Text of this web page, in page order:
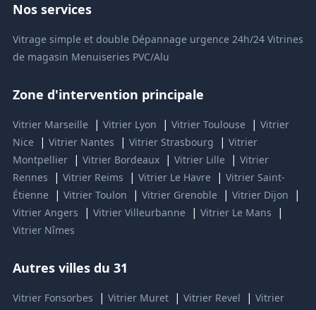
Nos services
Vitrage simple et double Dépannage urgence 24h/24 Vitrines
de magasin Menuiseries PVC/Alu
Zone d'intervention principale
Vitrier Marseille | Vitrier Lyon | Vitrier Toulouse | Vitrier
Nice
| Vitrier Nantes | Vitrier Strasbourg | Vitrier
Montpellier | Vitrier Bordeaux | Vitrier Lille | Vitrier
Rennes
| Vitrier Reims | Vitrier Le Havre | Vitrier Saint-
Étienne
| Vitrier Toulon | Vitrier Grenoble | Vitrier Dijon |
Vitrier Angers | Vitrier Villeurbanne | Vitrier Le Mans |
Vitrier Nîmes
Autres villes du 31
Vitrier Fonsorbes | Vitrier Muret | Vitrier Revel | Vitrier